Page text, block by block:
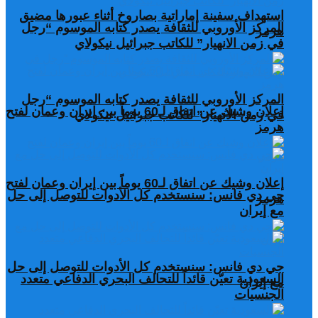
المركز الأوروبي للثقافة يصدر كتابه الموسوم “رجل
في زمن الانهيار” للكاتب جبرائيل نيكولاي
إعلان وشيك عن اتفاق لـ60 يوماً بين إيران وعمان لفتح
هرمز
جي دي فانس: سنستخدم كل الأدوات للتوصل إلى حل
مع إيران
السعودية تعيّن قائداً للتحالف البحري الدفاعي متعدد
الجنسيات
استهداف سفينة إماراتية بصاروخ أثناء عبورها مضيق
هرمز
المركز الأوروبي للثقافة يصدر كتابه الموسوم “رجل
في زمن الانهيار” للكاتب جبرائيل نيكولاي
إعلان وشيك عن اتفاق لـ60 يوماً بين إيران وعمان لفتح
هرمز
جي دي فانس: سنستخدم كل الأدوات للتوصل إلى حل
مع إيران